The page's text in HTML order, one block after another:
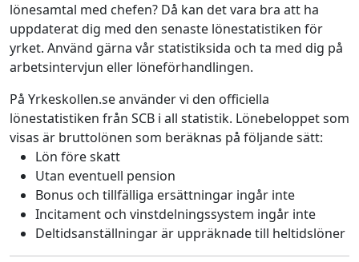
lönesamtal med chefen? Då kan det vara bra att ha
uppdaterat dig med den senaste lönestatistiken för
yrket. Använd gärna vår statistiksida och ta med dig på
arbetsintervjun eller löneförhandlingen.
På Yrkeskollen.se använder vi den officiella
lönestatistiken från SCB i all statistik. Lönebeloppet som
visas är bruttolönen som beräknas på följande sätt:
Lön före skatt
Utan eventuell pension
Bonus och tillfälliga ersättningar ingår inte
Incitament och vinstdelningssystem ingår inte
Deltidsanställningar är uppräknade till heltidslöner